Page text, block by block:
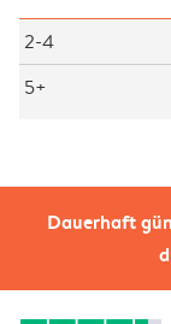
Dauerhaft
2-4
5+